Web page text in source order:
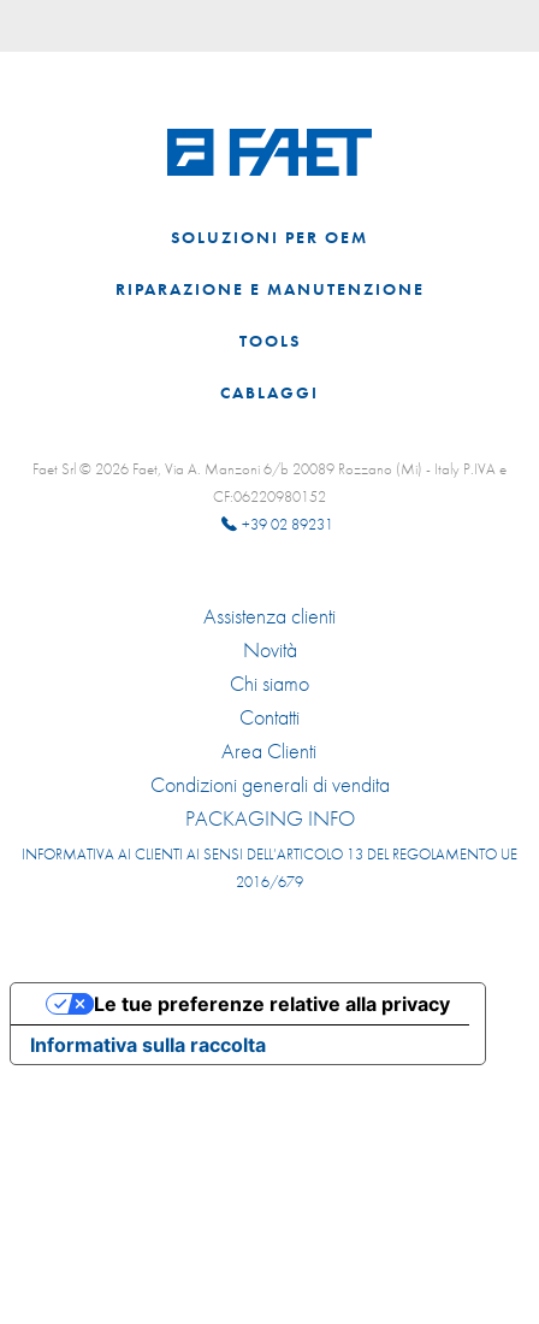
SOLUZIONI PER OEM
RIPARAZIONE E MANUTENZIONE
TOOLS
CABLAGGI
Faet Srl © 2026 Faet, Via A. Manzoni 6/b 20089 Rozzano (Mi) - Italy P.IVA e
CF:06220980152
+39 02 89231
Assistenza clienti
Novità
Chi siamo
Contatti
Area Clienti
Condizioni generali di vendita
PACKAGING INFO
INFORMATIVA AI CLIENTI AI SENSI DELL’ARTICOLO 13 DEL REGOLAMENTO UE
2016/679
Informativa sulla raccolta
Le tue preferenze relative alla privacy